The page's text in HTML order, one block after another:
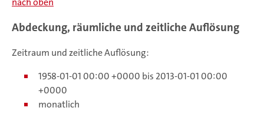
Abdeckung, räumliche und zeitliche Auflösung
Zeitraum und zeitliche Auflösung:
1958-01-01 00:00 +0000 bis 2013-01-01 00:00
+0000
monatlich